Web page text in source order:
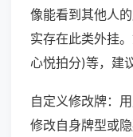
像能看到其他人
实存在此类外挂
心悦拍分)等，建
自定义修改牌：
修改自身牌型或